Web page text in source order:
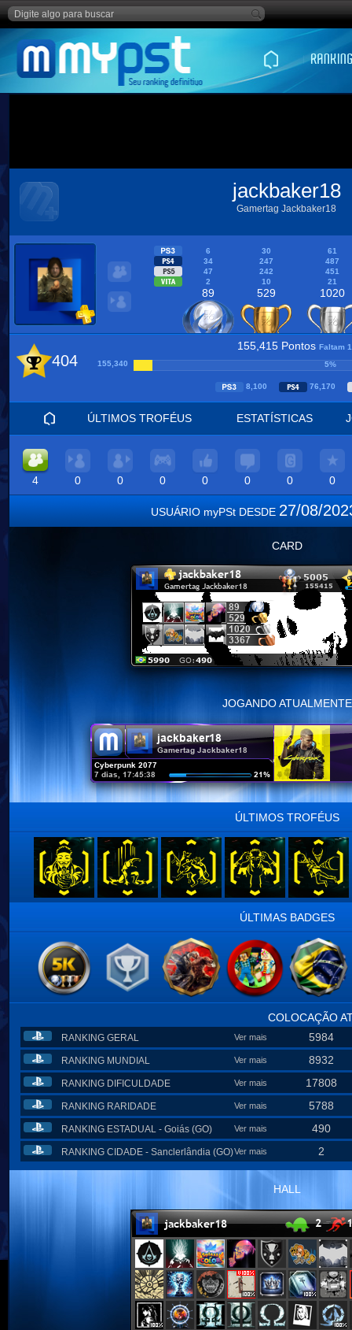
jackbaker18
Gamertag Jackbaker18
6 30
61
34
247
487
47
242
451
2
10 21
89 529 1020
404
155,415 Pontos Faltam
155,340
5%
8,100 76,170
ÚLTIMOS TROFÉUS ESTATÍSTICAS
4 0 0 0 0 0 0 0
USUÁRIO myPSt DESDE 27/08/
CARD
JOGANDO ATUALMENTE
ÚLTIMOS TROFÉUS
ÚLTIMAS BADGES
COLOCAÇÃO
RANKING GERAL Ver mais 5984
RANKING MUNDIAL Ver mais 8932
RANKING DIFICULDADE Ver mais 17808
RANKING RARIDADE Ver mais 5788
RANKING ESTADUAL - Goiás (GO) Ver mais 490
RANKING CIDADE - Sanclerlândia (GO)Ver mais 2
HALL